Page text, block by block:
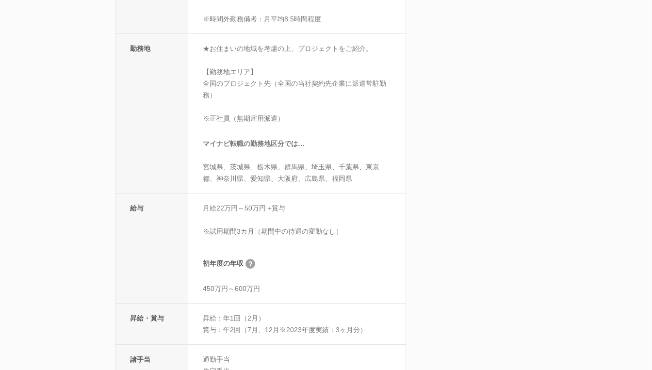
※時間外勤務備考：月平均8.5時間程度
勤務地 ★お住まいの地域を考慮の上、プロジェクトをご紹介。
【勤務地エリア】
全国のプロジェクト先（全国の当社契約先企業に派遣常駐勤
務）
※正社員（無期雇用派遣）
マイナビ転職の勤務地区分では…
宮城県、茨城県、栃木県、群馬県、埼玉県、千葉県、東京
都、神奈川県、愛知県、大阪府、広島県、福岡県
給与 月給22万円～50万円 +賞与
※試用期間3カ月（期間中の待遇の変動なし）
初年度の年収
450万円～600万円
昇給・賞与
昇給：年1回（2月）
賞与：年2回（7月、12月※2023年度実績：3ヶ月分）
諸手当
通勤手当